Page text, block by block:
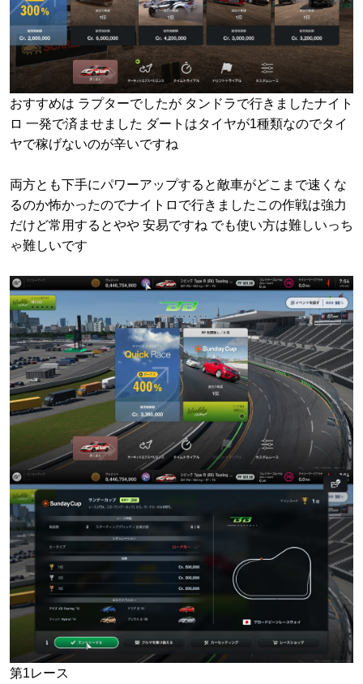
おすすめは ラプターでしたが タンドラで行きましたナイト
ロ 一発で済ませました ダートはタイヤが1種類なのでタイ
ヤで稼げないのが辛いですね
両方とも下手にパワーアップすると敵車がどこまで速くな
るのか怖かったのでナイトロで行きましたこの作戦は強力
だけど常用するとやや 安易ですね でも使い方は難しいっち
ゃ難しいです
第1レース